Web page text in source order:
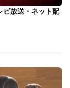
ビ放送・ネット配